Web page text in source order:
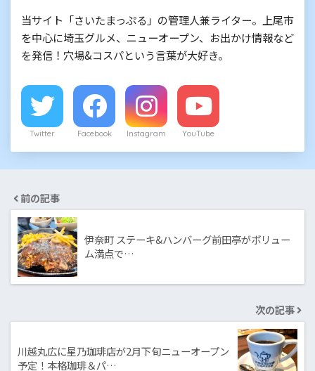
当サイト「さいたまっぷる」の管理人兼ライター。上尾市
を中心に埼玉グルメ、ニューオープン、お出かけ情報など
を発信！穴場&コスパという言葉が大好き。
Twitter Facebook Instagram YouTube
前の記事
伊奈町 ステーキ&ハンバーグ前田亭がボリュー
ム満点で…
次の記事
川越丸広に星乃珈琲店が2月下旬ニューオープン
予定！本格珈琲＆パ…